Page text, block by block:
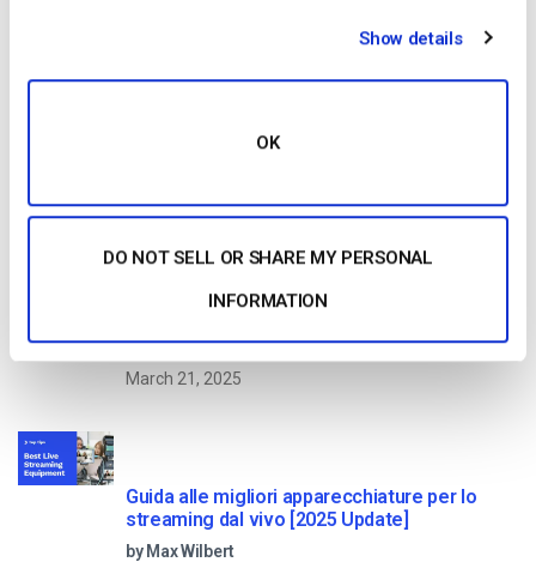
Show details
OK
DO NOT SELL OR SHARE MY PERSONAL
INFORMATION
Come trasmettere in diretta streaming
by Emily Krings
March 21, 2025
Guida alle migliori apparecchiature per lo
streaming dal vivo [2025 Update]
by Max Wilbert